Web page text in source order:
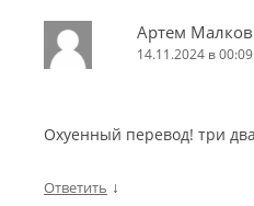
Артем
14.11.2024 в 00:09
Охуенный перевод! три
Ответить ↓